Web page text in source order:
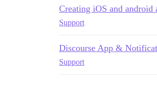
Creating iOS and android
Support
Discourse App &
Support